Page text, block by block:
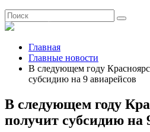
Главная
Главные новости
В следующем году
субсидию на 9 авиарейсов
В следующем году
получит субсидию на